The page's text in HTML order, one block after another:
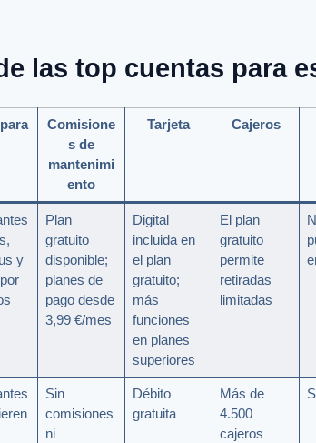
las top cuentas para
Comisione
s de
mantenimi
ento
Tarjeta Cajeros
y
Plan
gratuito
disponible;
planes de
pago desde
3,99 €/mes
Digital
incluida en
el plan
gratuito;
más
funciones
en planes
superiores
El plan
gratuito
permite
retiradas
limitadas
Sin
comisiones
ni
Débito
gratuita
Más de
4.500
cajeros